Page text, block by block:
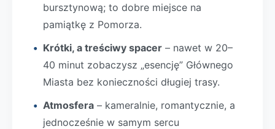
bursztynową; to dobre miejsce na
pamiątkę z Pomorza.
Krótki, a treściwy spacer – nawet w 20–
40 minut zobaczysz „esencję” Głównego
Miasta bez konieczności długiej trasy.
Atmosfera – kameralnie, romantycznie, a
jednocześnie w samym sercu